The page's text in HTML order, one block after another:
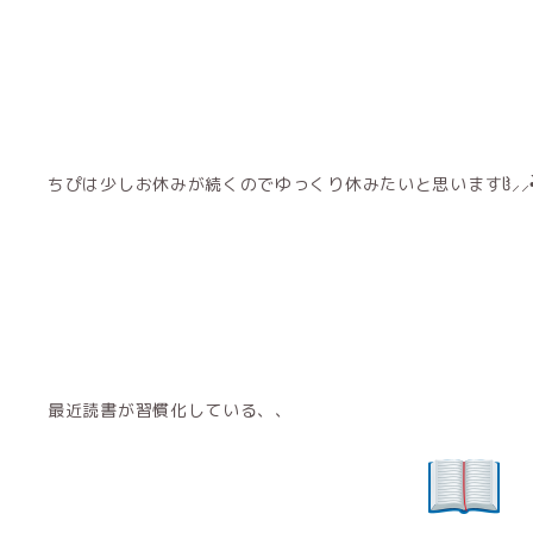
ちぴは少しお休みが続くのでゆっくり休みたいと思います
最近読書が習慣化している、、